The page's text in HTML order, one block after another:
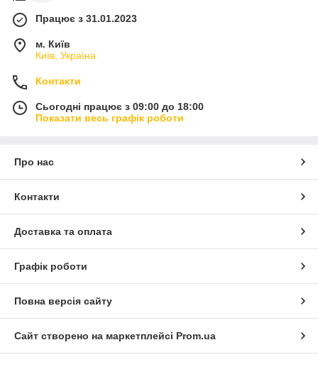
Працює з 31.01.2023
м. Київ
Київ, Україна
Контакти
Сьогодні працює з 09:00 до 18:00
Показати весь графік роботи
Про нас
Контакти
Доставка та оплата
Графік роботи
Повна версія сайту
Сайт створено на маркетплейсі Prom.ua